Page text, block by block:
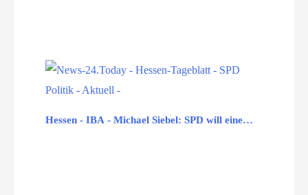
Hessen - IBA - Michael Siebel: SPD will eine…